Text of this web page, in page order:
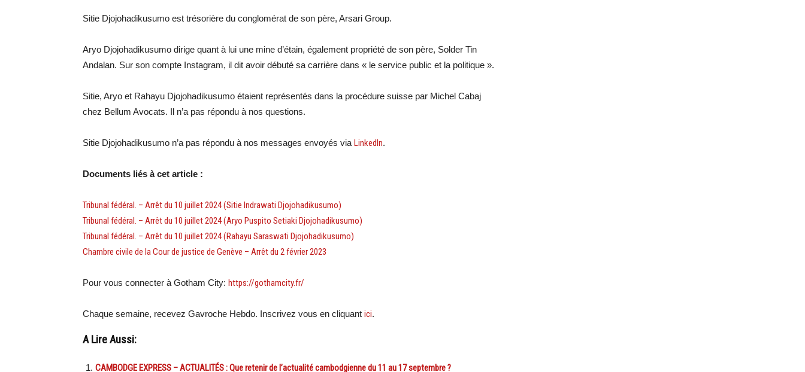
Sitie Djojohadikusumo est trésorière du conglomérat de son père, Arsari Group.
Aryo Djojohadikusumo dirige quant à lui une mine d’étain, également propriété de son père, Solder Tin
Andalan. Sur son compte Instagram, il dit avoir débuté sa carrière dans « le service public et la politique ».
Sitie, Aryo et Rahayu Djojohadikusumo étaient représentés dans la procédure suisse par Michel Cabaj
chez Bellum Avocats. Il n’a pas répondu à nos questions.
Sitie Djojohadikusumo n’a pas répondu à nos messages envoyés via LinkedIn.
Documents liés à cet article :
Tribunal fédéral. – Arrêt du 10 juillet 2024 (Sitie Indrawati Djojohadikusumo)
Tribunal fédéral. – Arrêt du 10 juillet 2024 (Aryo Puspito Setiaki Djojohadikusumo)
Tribunal fédéral. – Arrêt du 10 juillet 2024 (Rahayu Saraswati Djojohadikusumo)
Chambre civile de la Cour de justice de Genève – Arrêt du 2 février 2023
Pour vous connecter à Gotham City: https://gothamcity.fr/
Chaque semaine, recevez Gavroche Hebdo. Inscrivez vous en cliquant ici.
A Lire Aussi:
CAMBODGE EXPRESS – ACTUALITÉS : Que retenir de l’actualité cambodgienne du 11 au 17 septembre ?